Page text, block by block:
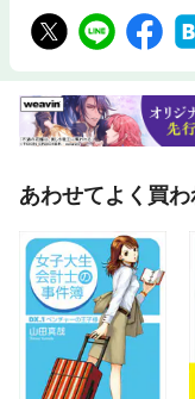
あわせてよく買